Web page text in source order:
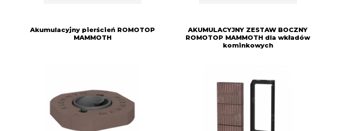
Akumulacyjny pierścień ROMOTOP
MAMMOTH
AKUMULACYJNY ZESTAW BOCZNY
ROMOTOP MAMMOTH dla wkładów
kominkowych